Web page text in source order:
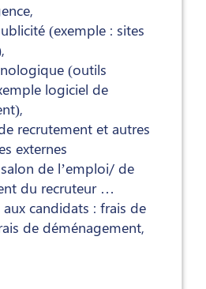
(exemple : sites
(outils
logiciel de
recrutement et autres
externes
de l’emploi/ de
du recruteur …
candidats : frais de
de déménagement,